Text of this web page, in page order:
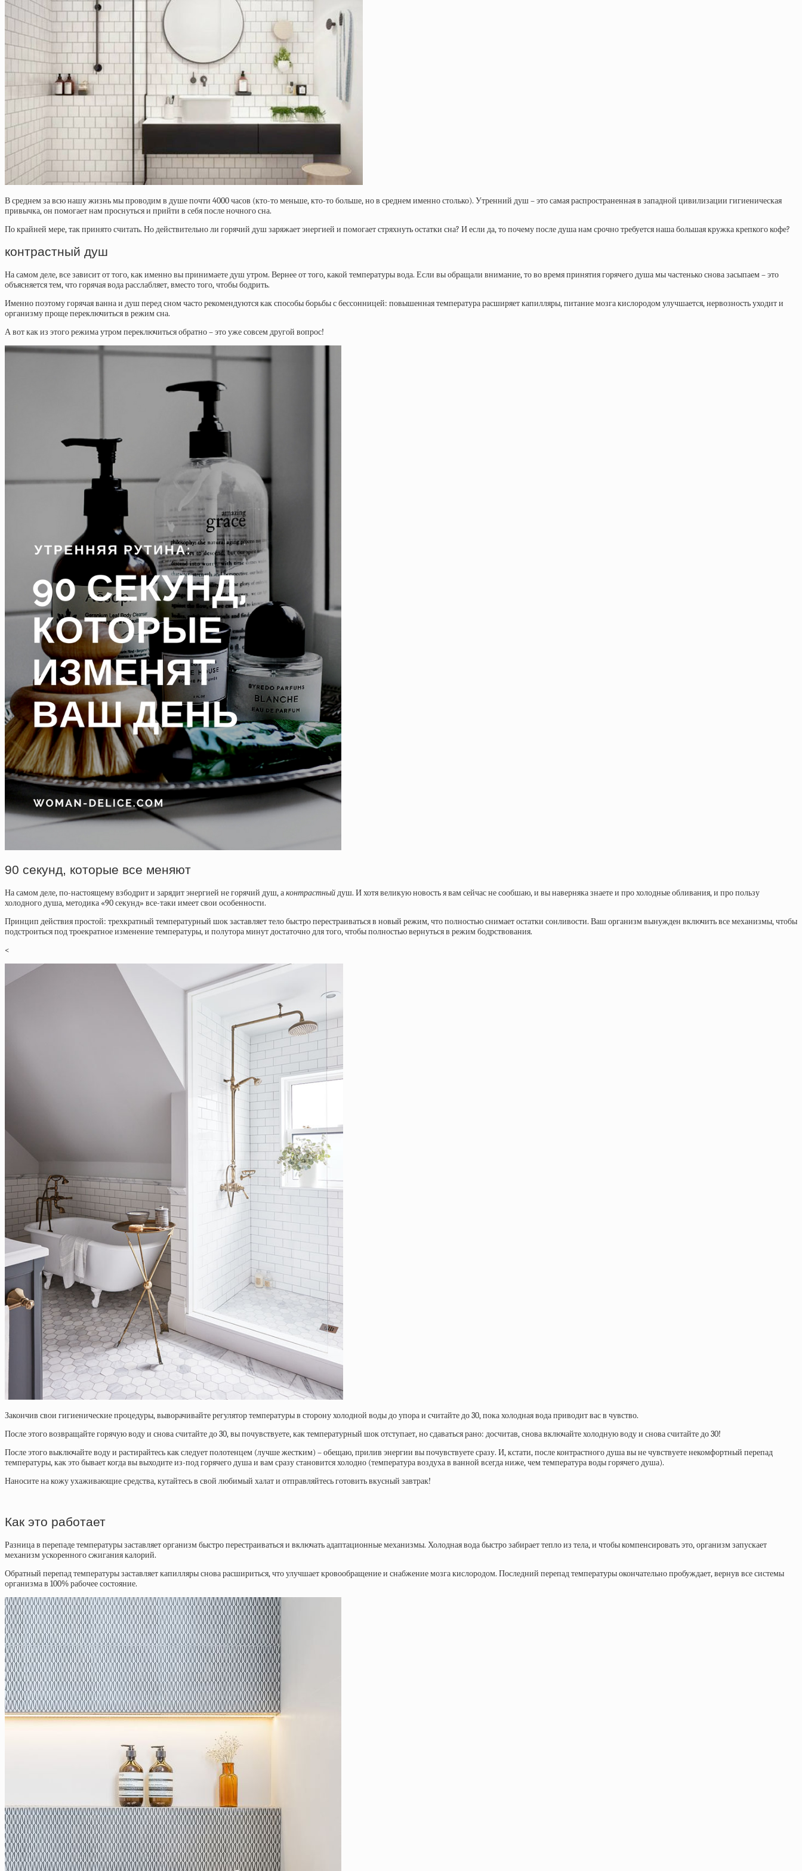
В среднем за всю нашу жизнь мы проводим в душе почти 4000 часов (кто-то меньше, кто-то больше, но в среднем именно столько). Утренний душ – это самая распространенная в западной цивилизации гигиеническая
привычка, он помогает нам проснуться и прийти в себя после ночного сна.
По крайней мере, так принято считать. Но действительно ли горячий душ заряжает энергией и помогает стряхнуть остатки сна? И если да, то почему после душа нам срочно требуется наша большая кружка крепкого кофе?
контрастный душ
На самом деле, все зависит от того, как именно вы принимаете душ утром. Вернее от того, какой температуры вода. Если вы обращали внимание, то во время принятия горячего душа мы частенько снова засыпаем – это
объясняется тем, что горячая вода расслабляет, вместо того, чтобы бодрить.
Именно поэтому горячая ванна и душ перед сном часто рекомендуются как способы борьбы с бессонницей: повышенная температура расширяет капилляры, питание мозга кислородом улучшается, нервозность уходит и
организму проще переключиться в режим сна.
А вот как из этого режима утром переключиться обратно – это уже совсем другой вопрос!
90 секунд, которые все меняют
На самом деле, по-настоящему взбодрит и зарядит энергией не горячий душ, аконтрастныйдуш. И хотя великую новость я вам сейчас не сообшаю, и вы наверняка знаете и про холодные обливания, и про пользу
холодного душа, методика «90 секунд» все-таки имеет свои особенности.
Принцип действия простой: трехкратный температурный шок заставляет тело быстро перестраиваться в новый режим, что полностью снимает остатки сонливости. Ваш организм вынужден включить все механизмы, чтобы
подстроиться под троекратное изменение температуры, и полутора минут достаточно для того, чтобы полностью вернуться в режим бодрствования.
<
Закончив свои гигиенические процедуры, выворачивайте регулятор температуры в сторону холодной воды до упора и считайте до 30, пока холодная вода приводит вас в чувство.
После этого возвращайте горячую воду и снова считайте до 30, вы почувствуете, как температурный шок отступает, но сдаваться рано: досчитав, снова включайте холодную воду и снова считайте до 30!
После этого выключайте воду и растирайтесь как следует полотенцем (лучше жестким) – обещаю, прилив энергии вы почувствуете сразу. И, кстати, после контрастного душа вы не чувствуете некомфортный перепад
температуры, как это бывает когда вы выходите из-под горячего душа и вам сразу становится холодно (температура воздуха в ванной всегда ниже, чем температура воды горячего душа).
Наносите на кожу ухаживающие средства, кутайтесь в свой любимый халат и отправляйтесь готовить вкусный завтрак!
Как это работает
Разница в перепаде температуры заставляет организм быстро перестраиваться и включать адаптационные механизмы. Холодная вода быстро забирает тепло из тела, и чтобы компенсировать это, организм запускает
механизм ускоренного сжигания калорий.
Обратный перепад температуры заставляет капилляры снова расшириться, что улучшает кровообращение и снабжение мозга кислородом. Последний перепад температуры окончательно пробуждает, вернув все системы
организма в 100% рабочее состояние.